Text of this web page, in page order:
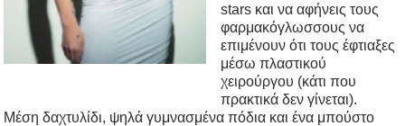
stars και να αφήνεις τους
φαρμακόγλωσσους να
επιμένουν ότι τους έφτιαξες
μέσω πλαστικού
χειρούργου (κάτι που
πρακτικά δεν γίνεται).
Μέση δαχτυλίδι, ψηλά γυμνασμένα πόδια και ένα μπούστο